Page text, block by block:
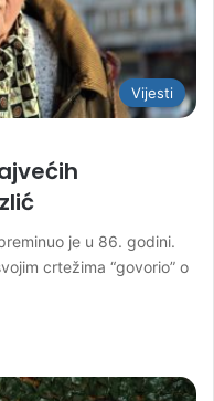
Vijesti
je u 86. godini.
crtežima “govorio” o